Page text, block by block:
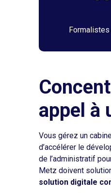
appel à
Vous gérez un
d’accélérer le
de l’administratif
Metz doivent
solution digitale